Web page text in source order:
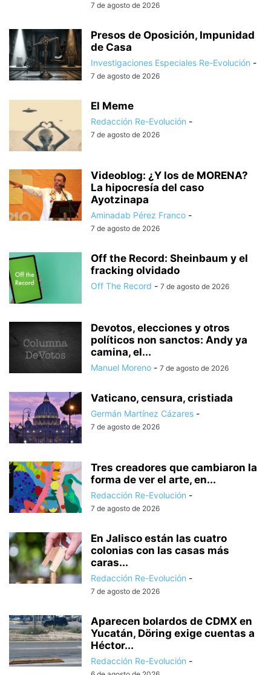
7 de agosto de 2026
Presos de Oposición, Impunidad
de Casa
Investigaciones Especiales Re-Evolución -
7 de agosto de 2026
El Meme
Redacción Re-Evolución -
7 de agosto de 2026
Videoblog: ¿Y los de MORENA?
La hipocresía del caso
Ayotzinapa
Aminadab Pérez Franco -
7 de agosto de 2026
Off the Record: Sheinbaum y el
fracking olvidado
Off The Record - 7 de agosto de 2026
Devotos, elecciones y otros
políticos non sanctos: Andy ya
camina, el...
Manuel Moreno - 7 de agosto de 2026
Vaticano, censura, cristiada
Germán Martínez Cázares -
7 de agosto de 2026
Tres creadores que cambiaron la
forma de ver el arte, en...
Redacción Re-Evolución -
7 de agosto de 2026
En Jalisco están las cuatro
colonias con las casas más
caras...
Redacción Re-Evolución -
7 de agosto de 2026
Aparecen bolardos de CDMX en
Yucatán, Döring exige cuentas a
Héctor...
Redacción Re-Evolución -